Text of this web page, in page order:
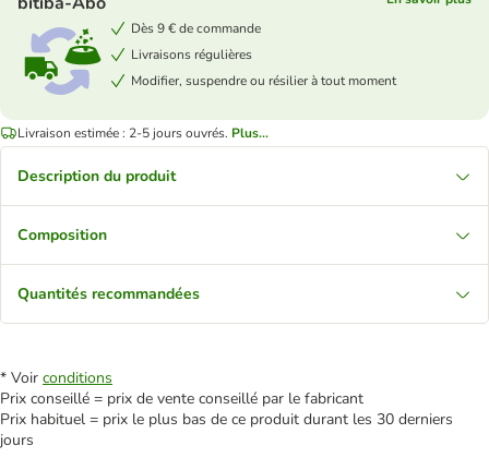
Dès 9 € de commande
Livraisons régulières
Modifier, suspendre ou résilier à tout moment
Livraison estimée : 2-5 jours ouvrés. Plus...
Description du produit
Composition
Quantités recommandées
* Voir conditions
Prix conseillé = prix de vente conseillé par le fabricant
Prix habituel = prix le plus bas de ce produit durant les 30 derniers
jours